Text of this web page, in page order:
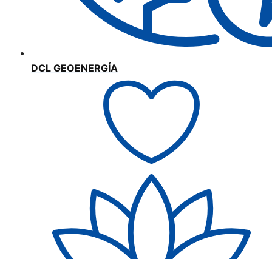
DCL GEOENERGÍA